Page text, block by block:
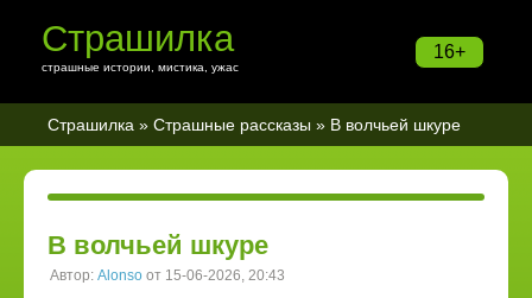
16+
Страшилка
страшные истории, мистика, ужас
Страшилка » Страшные рассказы » В волчьей шкуре
В волчьей шкуре
Автор: Alonso от 15-06-2026, 20:43